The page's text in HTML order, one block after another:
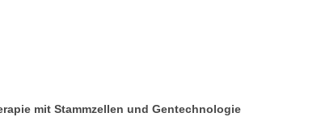
mit Stammzellen und Gentechnologie